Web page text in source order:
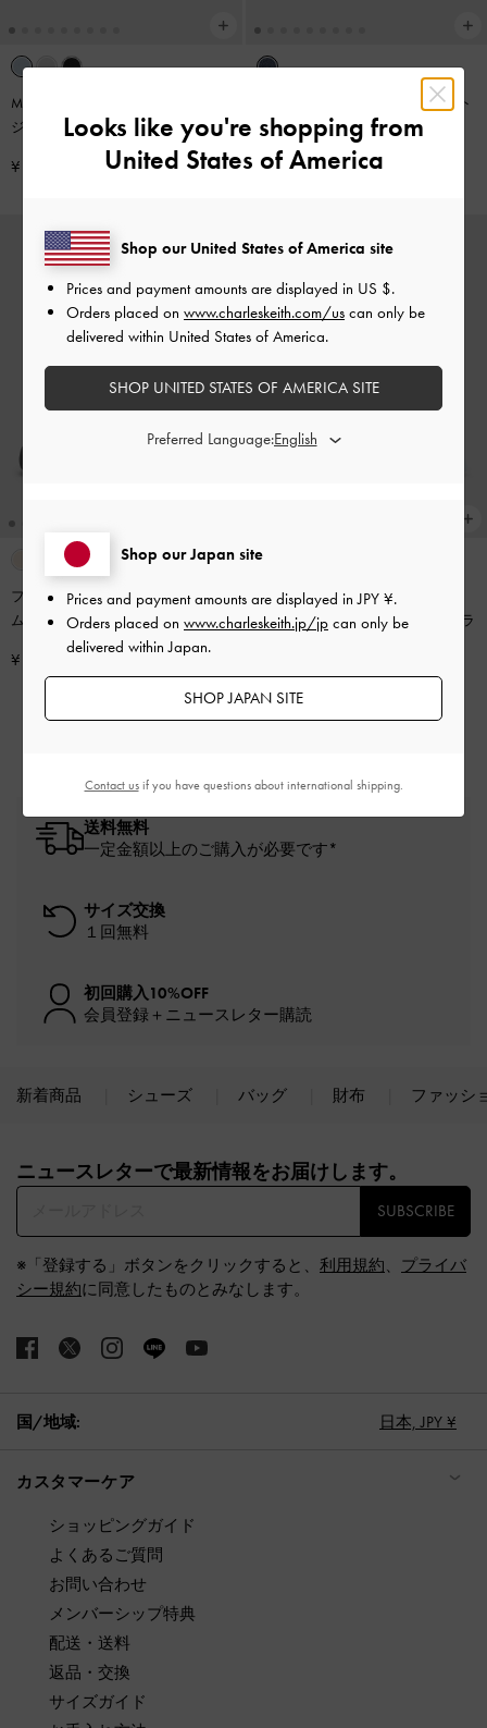
Mika ミカ クロスオーバー メリー
ジェーンスニーカー - ライトブル
¥ 9,900
デニム ジェムバックルダブルスト
ラップサンダル- デニムブルー
¥ 9,900
フラワーバックル プラットフォー
ムスポーツサンダル-ダークブル
¥ 9,900
再入荷
Jadis ジェイディス チャンキーフラ
¥ 9,900
送料無料
一定金額以上のご購入が必要です*
サイズ交換
１回無料
初回購入10%OFF
会員登録＋ニュースレター購読
新着商品 シューズ バッグ 財布 ファッシ
ニュースレターで最新情報をお届けします。​
SUBSCRIBE
※「登録する」ボタンをクリックすると、 利用規約、 プライバ
シー規約に同意したものとみなします。
国/地域: 日本, JPY ¥
カスタマーケア
ショッピングガイド
よくあるご質問
お問い合わせ
メンバーシップ特典
配送・送料
返品・交換
サイズガイド
Looks like you're shopping from
United States of America
Shop our Japan site
Prices and payment amounts are displayed inJPY ¥.
Orders placed on www.charleskeith.jp/jp can only be
delivered within Japan.
SHOP JAPAN SITE
Shop our United States of America site
Prices and payment amounts are displayed in US $.
Orders placed on www.charleskeith.com/us can only be
delivered within United States of America.
SHOP UNITED STATES OF AMERICA SITE
Preferred Language:
Contact usif you have questions about international shipping.